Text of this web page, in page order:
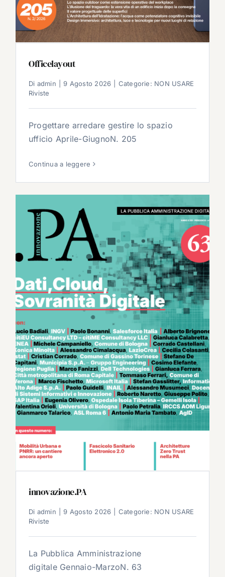
Officelayout
Di admin 9 Agosto 2026 Categorie: NON USARE
Riviste
Progettare arredare gestire lo spazio
ufficio Aprile-GiugnoN. 205
Continua a leggere
innovazione.PA
Di admin 9 Agosto 2026 Categorie: NON USARE
Riviste
La Pubblica Amministrazione
digitale Gennaio-MarzoN. 63